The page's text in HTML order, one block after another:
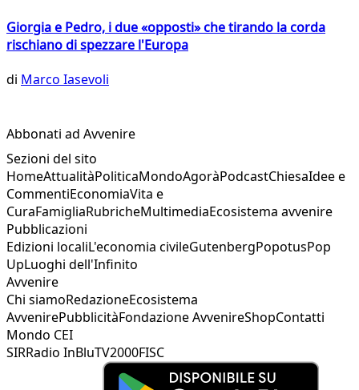
Giorgia e Pedro, i due «opposti» che tirando la corda
rischiano di spezzare l'Europa
di Marco Iasevoli
Abbonati ad Avvenire
Sezioni del sito
HomeAttualitàPoliticaMondoAgoràPodcastChiesaIdee e
CommentiEconomiaVita e
CuraFamigliaRubricheMultimediaEcosistema avvenire
Pubblicazioni
Edizioni localiL'economia civileGutenbergPopotusPop
UpLuoghi dell'Infinito
Avvenire
Chi siamoRedazioneEcosistema
AvvenirePubblicitàFondazione AvvenireShopContatti
Mondo CEI
SIRRadio InBluTV2000FISC